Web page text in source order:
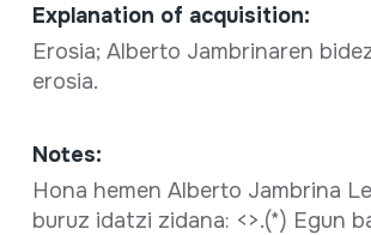
Explanation of acquisition:
Erosia; Alberto Jambrinaren
erosia.
Notes:
Hona hemen Alberto Jambrina
buruz idatzi zidana: <>.(*) Egun